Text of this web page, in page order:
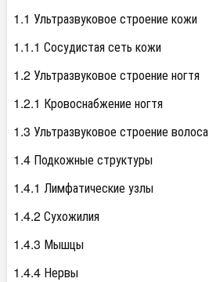
1.1 Ультразвуковое строение кожи
1.1.1 Сосудистая сеть кожи
1.2 Ультразвуковое строение ногтя
1.2.1 Кровоснабжение ногтя
1.3 Ультразвуковое строение волоса
1.4 Подкожные структуры
1.4.1 Лимфатические узлы
1.4.2 Сухожилия
1.4.3 Мышцы
1.4.4 Нервы